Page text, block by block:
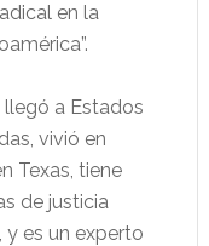
en la
llegó a Estados
vivió en
Texas, tiene
de justicia
es un experto